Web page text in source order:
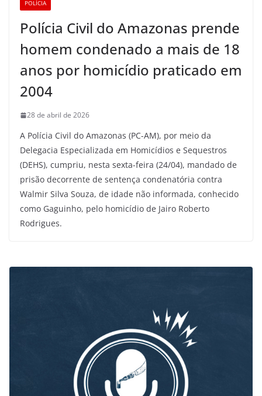
POLÍCIA
Polícia Civil do Amazonas prende
homem condenado a mais de 18
anos por homicídio praticado em
2004
28 de abril de 2026
A Polícia Civil do Amazonas (PC-AM), por meio da
Delegacia Especializada em Homicídios e Sequestros
(DEHS), cumpriu, nesta sexta-feira (24/04), mandado de
prisão decorrente de sentença condenatória contra
Walmir Silva Souza, de idade não informada, conhecido
como Gaguinho, pelo homicídio de Jairo Roberto
Rodrigues.